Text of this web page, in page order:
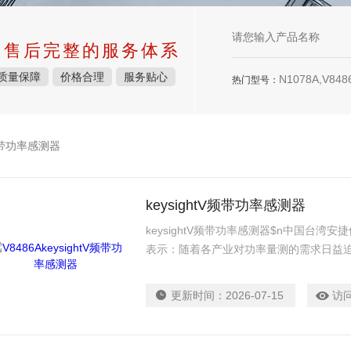
后完整的服务体系
量保障 价格合理 服务贴心 热门型号：
功率感测器
keysightV频带功率感测器
keysightV频带功率感测器$n中国台湾安
表示：随着各产业对功率量测的需求日益
更新时间： 2026-07-15 访